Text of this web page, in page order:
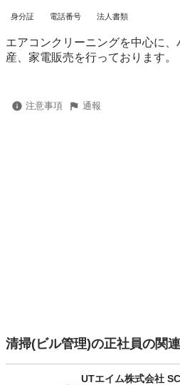
身分証 電話番号 法人書類
エアコンクリーニングを中心に
産、家電販売を行っております。
注意事項 通報
清掃(ビル管理)の正社員の関
UTエイム株式会社 SC＿